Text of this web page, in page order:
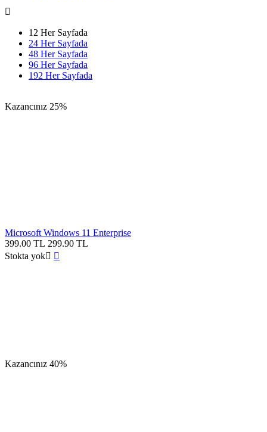

12 Her Sayfada
24 Her Sayfada
48 Her Sayfada
96 Her Sayfada
192 Her Sayfada
Kazancınız 25%
Microsoft Windows 11 Enterprise
399.00 TL 299.90 TL
Stokta yok 
Kazancınız 40%